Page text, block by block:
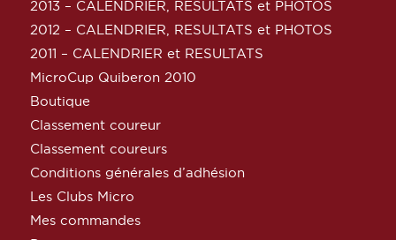
2013 – CALENDRIER, RESULTATS et PHOTOS
2012 – CALENDRIER, RESULTATS et PHOTOS
2011 – CALENDRIER et RESULTATS
MicroCup Quiberon 2010
Boutique
Classement coureur
Classement coureurs
Conditions générales d’adhésion
Les Clubs Micro
Mes commandes